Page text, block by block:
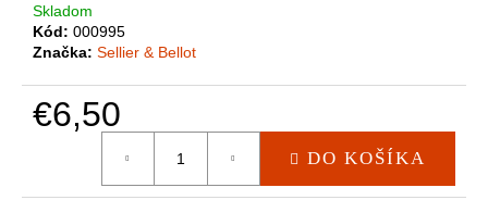
Skladom
Kód: 000995
Značka: Sellier & Bellot
€6,50
DO KOŠÍKA
O
d
p
o